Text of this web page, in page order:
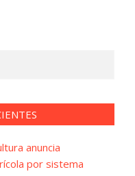
anuncia
por sistema